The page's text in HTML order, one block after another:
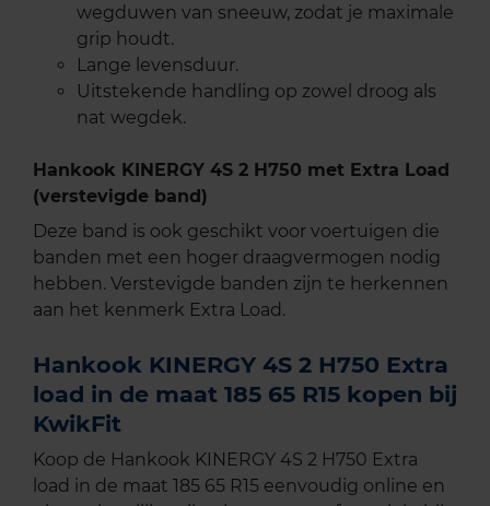
wegduwen van sneeuw, zodat je maximale
grip houdt.
Lange levensduur.
Uitstekende handling op zowel droog als
nat wegdek.
Hankook KINERGY 4S 2 H750 met Extra Load
(verstevigde band)
Deze band is ook geschikt voor voertuigen die
banden met een hoger draagvermogen nodig
hebben. Verstevigde banden zijn te herkennen
aan het kenmerk Extra Load.
Hankook KINERGY 4S 2 H750 Extra
load in de maat 185 65 R15 kopen bij
KwikFit
Koop de Hankook KINERGY 4S 2 H750 Extra
load in de maat 185 65 R15 eenvoudig online en